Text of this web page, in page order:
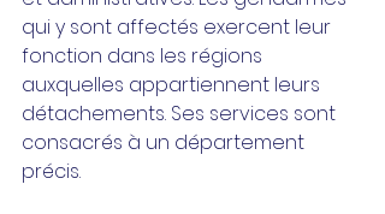
qui y sont affectés exercent leur
fonction dans les régions
auxquelles appartiennent leurs
détachements. Ses services sont
consacrés à un département
précis.